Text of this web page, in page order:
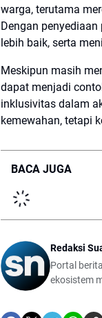
warga, terutama
Dengan
lebih baik, serta
Meskipun masih
dapat menjadi
inklusivitas dalam
kemewahan, tetapi
BACA JUGA
Redaksi
Portal
ekosistem